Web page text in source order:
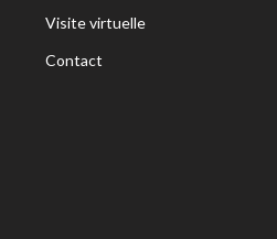
Visite virtuelle
Contact